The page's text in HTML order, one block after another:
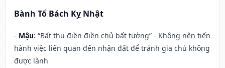
Bành Tổ Bách Kỵ Nhật
- Mậu: “Bất thụ điền điền chủ bất tường” - Không nên tiến
hành việc liên quan đến nhận đất để tránh gia chủ không
được lành